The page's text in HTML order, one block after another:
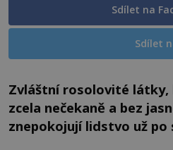
Sdílet na
Sdílet
Zvláštní rosolovité látky,
zcela nečekaně a bez
znepokojují lidstvo už